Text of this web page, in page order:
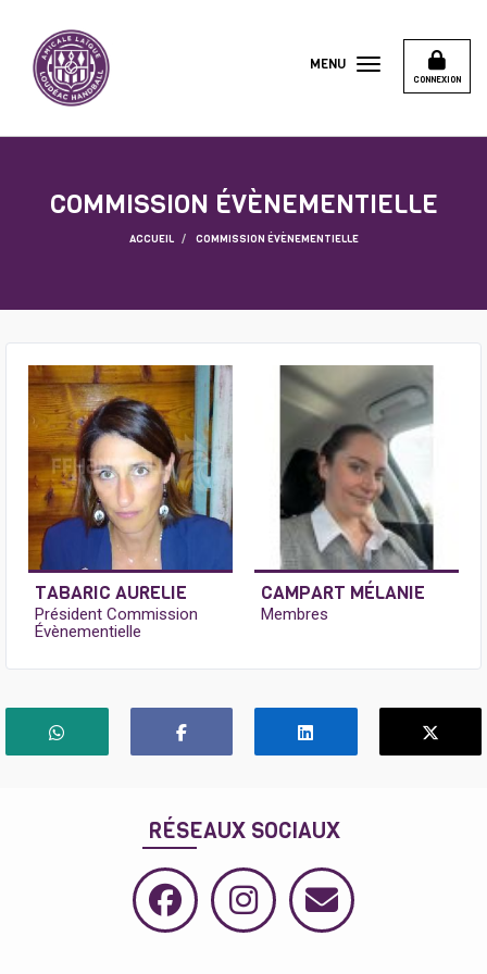
CONNEXION
MENU
COMMISSION ÉVÈNEMENTIELLE
ACCUEIL COMMISSION ÉVÈNEMENTIELLE
TABARIC AURELIE
Président Commission
Évènementielle
CAMPART MÉLANIE
Membres
RÉSEAUX SOCIAUX